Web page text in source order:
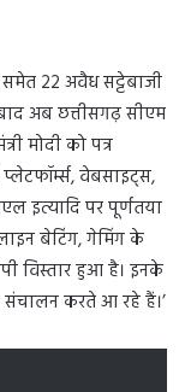
22 अवैध सट्टेबाजी
अब छत्तीसगढ़ सीएम
मोदी को पत्र
वेबसाइट्स,
इत्यादि पर पूर्णतया
बेटिंग, गेमिंग के
विस्तार हुआ है। इनके
करते आ रहे हैं।’